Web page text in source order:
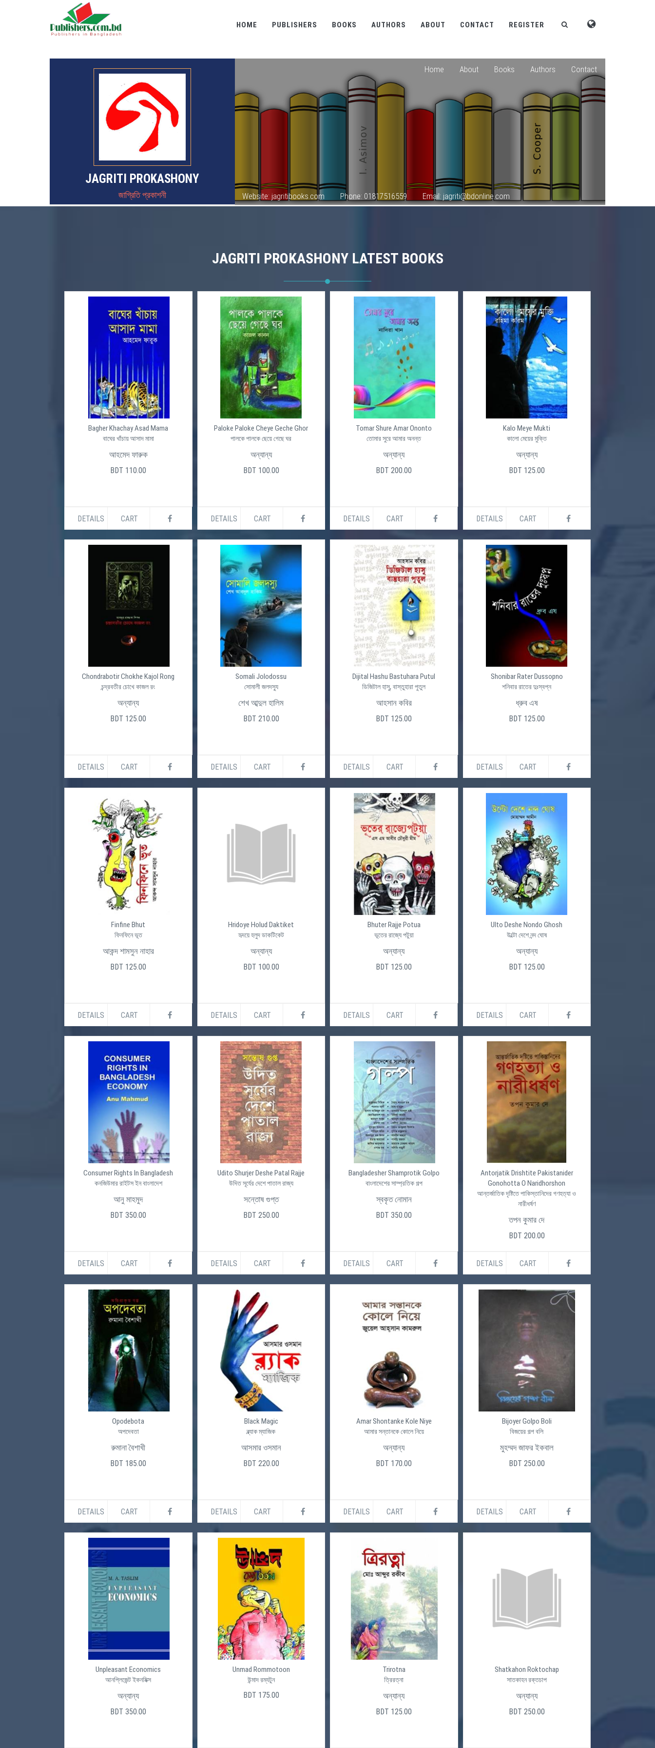
HOME PUBLISHERS BOOKS AUTHORS ABOUT CONTACT REGISTER
JAGRITI PROKASHONY
জাগ্রিতি প্রকাশনী
Home About Books Authors Contact
Website: jagritibooks.com Phone: 01817516559 Email: jagriti@bdonline.com
JAGRITI PROKASHONY LATEST BOOKS
Bagher Khachay Asad Mama
বাঘের খাঁচায় আসাদ মামা
আহমেদ ফারুক
BDT 110.00
DETAILS CART
Paloke Paloke Cheye Geche Ghor
পালকে পালকে ছেয়ে গেছে ঘর
অন্যান্য
BDT 100.00
DETAILS CART
Tomar Shure Amar Ononto
তোমার সুরে আমার অনন্ত
অন্যান্য
BDT 200.00
DETAILS CART
Kalo Meye Mukti
কালো মেয়ের মুক্তি
অন্যান্য
BDT 125.00
DETAILS CART
Chondrabotir Chokhe Kajol Rong
চন্দ্রবতীর চোখে কাজল রং
অন্যান্য
BDT 125.00
DETAILS CART
Somali Jolodossu
সোমালী জলদস্যু
শেখ আব্দুল হালিম
BDT 210.00
DETAILS CART
Dijital Hashu Bastuhara Putul
ডিজিটাল হাসু, বাস্তুহারা পুতুল
আহসান কবির
BDT 125.00
DETAILS CART
Shonibar Rater Dussopno
শনিবার রাতের দুঃস্বপ্ন
ধ্রুব এষ
BDT 125.00
DETAILS CART
Finfine Bhut
ফিনফিনে ভূত
আকন্দ শামসুন নাহার
BDT 125.00
DETAILS CART
Hridoye Holud Daktiket
হৃদয়ে হলুদ ডাকটিকেট
অন্যান্য
BDT 100.00
DETAILS CART
Bhuter Rajje Potua
ভূতের রাজ্যে পটুয়া
অন্যান্য
BDT 125.00
DETAILS CART
Ulto Deshe Nondo Ghosh
উল্টো দেশে নন্দ ঘোষ
অন্যান্য
BDT 125.00
DETAILS CART
Consumer Rights In Bangladesh
কনজিউমার রাইটস ইন বাংলাদেশ
আনু মাহমুদ
BDT 350.00
DETAILS CART
Udito Shurjer Deshe Patal Rajje
উদিত সূর্যের দেশে পাতাল রাজ্য
সন্তোষ গুপ্ত
BDT 250.00
DETAILS CART
Bangladesher Shamprotik Golpo
বাংলাদেশের সাম্প্রতিক গল্প
স্বকৃত নোমান
BDT 350.00
DETAILS CART
Antorjatik Drishtite Pakistanider
Gonohotta O Naridhorshon
আন্তর্জাতিক দৃষ্টিতে পাকিস্তানিদের গণহত্যা ও
নারীধর্ষণ
তপন কুমার দে
BDT 200.00
DETAILS CART
Opodebota
অপদেবতা
রুমানা বৈশাখী
BDT 185.00
DETAILS CART
Black Magic
ব্ল্যাক ম্যাজিক
আসমার ওসমান
BDT 220.00
DETAILS CART
Amar Shontanke Kole Niye
আমার সন্তানকে কোলে নিয়ে
অন্যান্য
BDT 170.00
DETAILS CART
Bijoyer Golpo Boli
বিজয়ের গল্প বলি
মুহম্মদ জাফর ইকবাল
BDT 250.00
DETAILS CART
Unpleasant Economics
আনপ্লিজেন্ট ইকনমিক্স
অন্যান্য
BDT 350.00
Unmad Rommotoon
উন্মাদ রম্যটুন
BDT 175.00
Trirotna
ত্রিরত্না
অন্যান্য
BDT 125.00
Shatkahon Roktochap
সাতকাহন রক্তচাপ
অন্যান্য
BDT 250.00